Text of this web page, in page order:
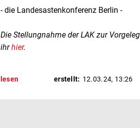
- die Landesastenkonferenz Berlin -
Die Stellungnahme der LAK zur
ihrhier.
lesen erstellt: 12.03.24, 13:26